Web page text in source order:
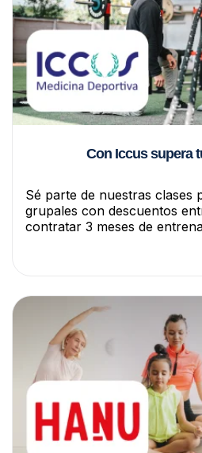
Con Iccus supera
Sé parte de nuestras clases
grupales con descuentos
contratar 3 meses de